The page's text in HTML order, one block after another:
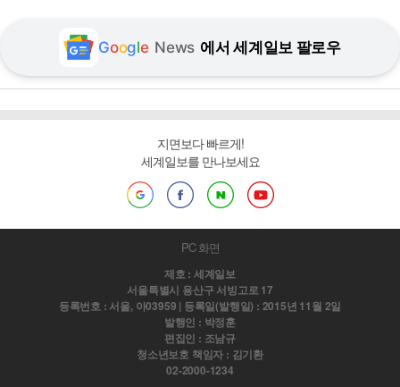
Google News 에서 세계일보 팔로우
지면보다 빠르게!
세계일보를 만나보세요
PC 화면
제호 : 세계일보
서울특별시 용산구 서빙고로 17
등록번호 : 서울, 아03959 | 등록일(발행일) : 2015년 11월 2일
발행인 : 박정훈
편집인 : 조남규
청소년보호 책임자 : 김기환
02-2000-1234